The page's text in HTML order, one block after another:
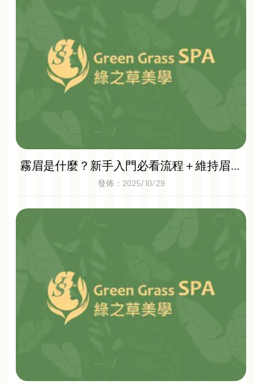
霧眉是什麼？新手入門必看流程＋維持眉型
的小技巧｜桃園霧眉推薦｜蘆竹區飄眉
發佈：2025/10/29